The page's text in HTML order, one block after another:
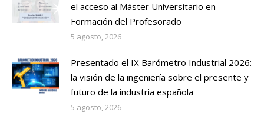
el acceso al Máster Universitario en
Formación del Profesorado
5 agosto, 2026
Presentado el IX Barómetro Industrial 2026:
la visión de la ingeniería sobre el presente y
futuro de la industria española
5 agosto, 2026